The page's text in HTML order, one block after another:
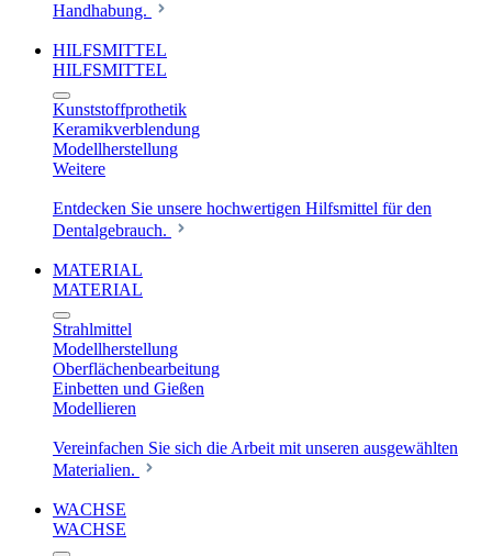
Handhabung.
HILFSMITTEL
HILFSMITTEL
Kunststoffprothetik
Keramikverblendung
Modellherstellung
Weitere
Entdecken Sie unsere hochwertigen Hilfsmittel für den
Dentalgebrauch.
MATERIAL
MATERIAL
Strahlmittel
Modellherstellung
Oberflächenbearbeitung
Einbetten und Gießen
Modellieren
Vereinfachen Sie sich die Arbeit mit unseren ausgewählten
Materialien.
WACHSE
WACHSE